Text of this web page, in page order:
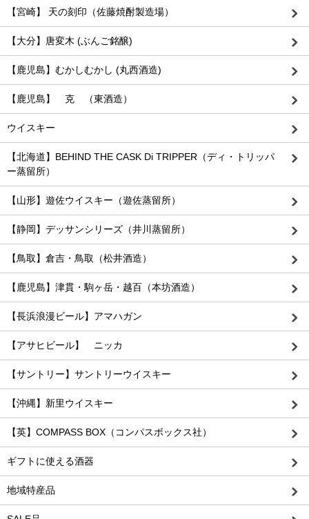
【宮崎】 天の刻印（佐藤焼酎製造場）
【大分】唐変木 (ぶんご銘醸)
【鹿児島】むかしむかし (丸西酒造)
【鹿児島】 克 （東酒造）
ウイスキー
【北海道】BEHIND THE CASK Di TRIPPER（ディ・トリッパ
ー蒸留所）
【山形】遊佐ウイスキー（遊佐蒸留所）
【静岡】デッサンシリーズ（井川蒸留所）
【鳥取】倉吉・鳥取（松井酒造）
【鹿児島】津貫・駒ヶ岳・越百（本坊酒造）
【長浜浪漫ビール】アマハガン
【アサヒビール】 ニッカ
【サントリー】サントリーウイスキー
【沖縄】新里ウイスキー
【英】COMPASS BOX（コンパスボックス社）
ギフトに使える酒器
地域特産品